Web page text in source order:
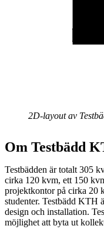
2D-layout av
Om Testbädd
Testbädden är totalt 305
cirka 120 kvm, ett 150
projektkontor på cirka 20
studenter. Testbädd KTH
design och installation.
möjlighet att byta ut